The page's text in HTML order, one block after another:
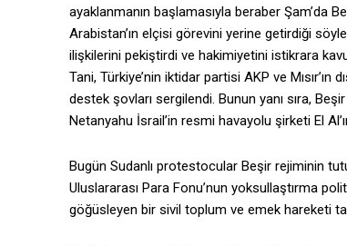
ayaklanmanın başlamasıyla beraber Şam’da
Arabistan’ın elçisi görevini yerine getirdiği
ilişkilerini pekiştirdi ve hakimiyetini istikrara
Tani, Türkiye’nin iktidar partisi AKP ve
destek şovları sergilendi. Bunun yanı sıra,
Netanyahu İsrail’in resmi havayolu şirketi El
Bugün Sudanlı protestocular Beşir rejiminin
Uluslararası Para Fonu’nun yoksullaştırma
göğüsleyen bir sivil toplum ve emek hareketi